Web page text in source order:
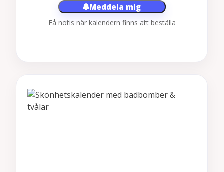
Meddela mig
Få notis när kalendern finns att beställa